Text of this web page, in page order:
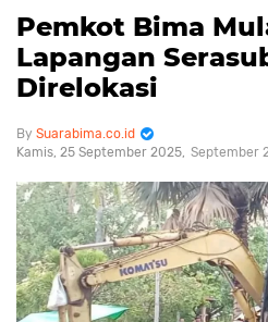
Pemkot Bima
Lapangan
Direlokasi
Suarabima.co.id
Kamis, 25 September 2025 September